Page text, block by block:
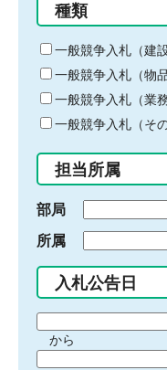
る
キ
ー
ワ
ー
ド
入
力
種類
一般競争入札（建
一般競争入札（物品
一般競争入札（業
一般競争入札（その
担当所属
部局
所属
入札公告日
間から